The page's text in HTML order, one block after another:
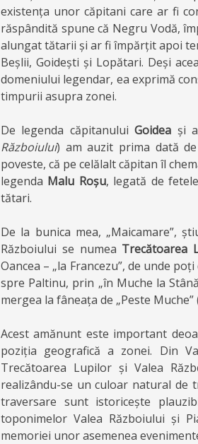
existența unor căpitani care ar fi
răspândită spune că Negru Vodă,
alungat tătarii și ar fi împărțit apoi
Beșlii, Goidești și Lopătari. Deși
domeniului legendar, ea exprimă
timpurii asupra zonei.
De legenda căpitanuluiGoidea și
Războiului) am auzit prima dată
poveste, că pe celălalt căpitan îl
legenda Malu Roșu, legată de
tătari.
De la bunica mea, „Maicamare”,
Războiului se numea Trecătoarea
Oancea – „la Francezu”, de unde
spre Paltinu, prin „în Muche la
mergea la fâneața de „Peste
Acest amănunt este important
poziția geografică a zonei. Din
Trecătoarea Lupilor și Valea
realizându-se un culoar natural de
traversare sunt istoricește
toponimelor Valea Războiului și
memoriei unor asemenea